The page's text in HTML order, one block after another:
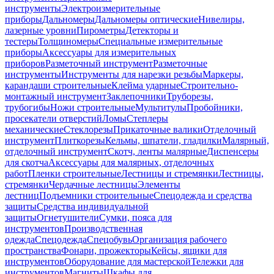
инструментыЭлектроизмерительные
приборыДальномерыДальномеры оптическиеНивелиры,
лазерные уровниПирометрыДетекторы и
тестерыТолщиномерыСпециальные измерительные
приборыАксессуары для измерительных
приборовРазметочный инструментРазметочные
инструментыИнструменты для нарезки резьбыМаркеры,
карандаши строительныеКлейма ударныеСтроительно-
монтажный инструментЗаклепочникиТруборезы,
трубогибыНожи строительныеМультитулыПробойники,
просекатели отверстийЛомыСтеплеры
механическиеСтеклорезыПрикаточные валикиОтделочный
инструментПлиткорезыКельмы, шпатели, гладилкиМалярный,
отделочный инструментСкотч, ленты малярныеДиспенсеры
для скотчаАксессуары для малярных, отделочных
работПленки строительныеЛестницы и стремянкиЛестницы,
стремянкиЧердачные лестницыЭлементы
лестницПодъемники строительныеСпецодежда и средства
защитыСредства индивидуальной
защитыОгнетушителиСумки, пояса для
инструментовПроизводственная
одеждаСпецодеждаСпецобувьОрганизация рабочего
пространстваФонари, прожекторыКейсы, ящики для
инструментовОборудование для мастерскойТележки для